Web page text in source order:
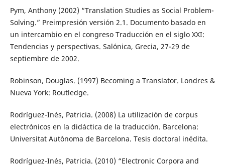
Pym, Anthony (2002) “Translation Studies as Social Problem-
Solving.” Preimpresión versión 2.1. Documento basado en
un intercambio en el congreso Traducción en el siglo XXI:
Tendencias y perspectivas. Salónica, Grecia, 27-29 de
septiembre de 2002.
Robinson, Douglas. (1997) Becoming a Translator. Londres &
Nueva York: Routledge.
Rodríguez-Inés, Patricia. (2008) La utilización de corpus
electrónicos en la didáctica de la traducción. Barcelona:
Universitat Autònoma de Barcelona. Tesis doctoral inédita.
Rodríguez-Inés, Patricia. (2010) “Electronic Corpora and